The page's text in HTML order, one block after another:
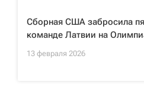
Сборная США забросила
команде Латвии на
13 февраля 2026